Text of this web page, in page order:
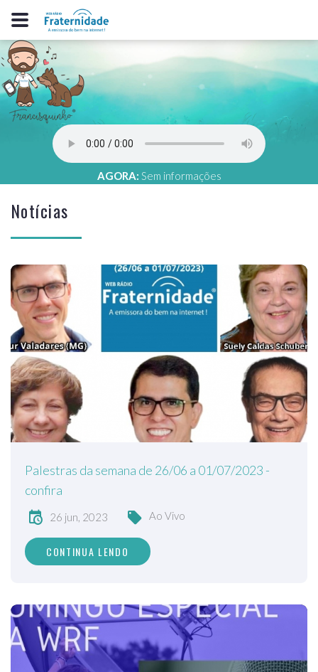
AGORA: Sem informações
Notícias
Palestras da semana de 26/06 a 01/07/2023 -
confira
26 jun, 2023 Ao Vivo
CONTINUA LENDO